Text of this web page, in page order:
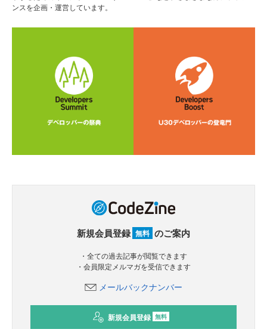
ンスを企画・運営しています。
新規会員登録 無料 のご案内
・全ての過去記事が閲覧できます
・会員限定メルマガを受信できます
メールバックナンバー
新規会員登録 無料